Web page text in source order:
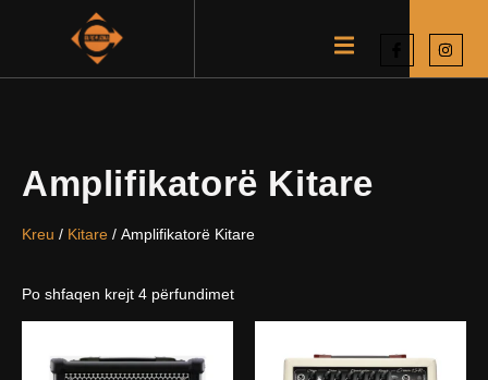
Amplifikatorë Kitare
Kreu / Kitare / Amplifikatorë Kitare
Po shfaqen krejt 4 përfundimet